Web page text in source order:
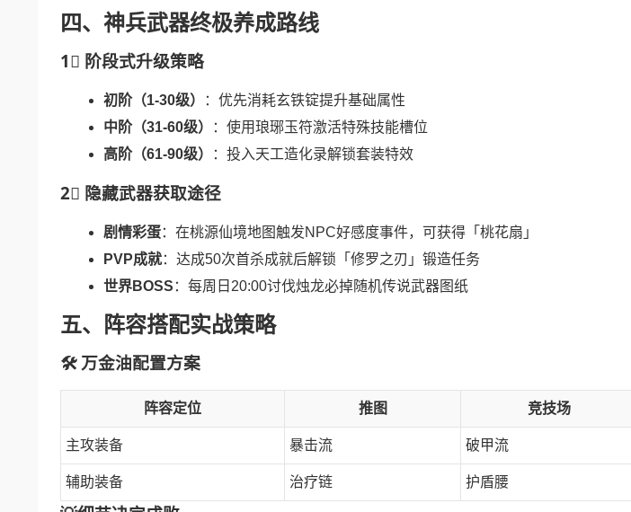
四、神兵武器终极养成路线
1⃣ 阶段式升级策略
初阶（1-30级）
：优先消耗玄铁锭提升基础属性
中阶（31-60级）
：使用琅琊玉符激活特殊技能槽位
高阶（61-90级）
：投入天工造化录解锁套装特效
2⃣ 隐藏武器获取途径
剧情彩蛋：在桃源仙境地图触发NPC好感度事件，可获得「桃花扇」
PVP成就：达成50次首杀成就后解锁「修罗之刃」锻造任务
世界BOSS ：每周日20:00讨伐烛龙必掉随机传说武器图纸
五、阵容搭配实战策略
🛠 万金油配置方案
阵容定位 推图 竞技场
主攻装备 暴击流 破甲流
辅助装备 治疗链 护盾腰